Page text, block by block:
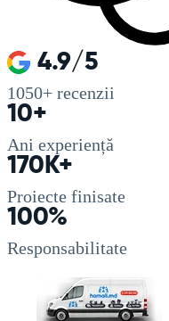
4.9/5
1050+ recenzii
10+
Ani experiență
170K+
Proiecte finisate
100%
Responsabilitate